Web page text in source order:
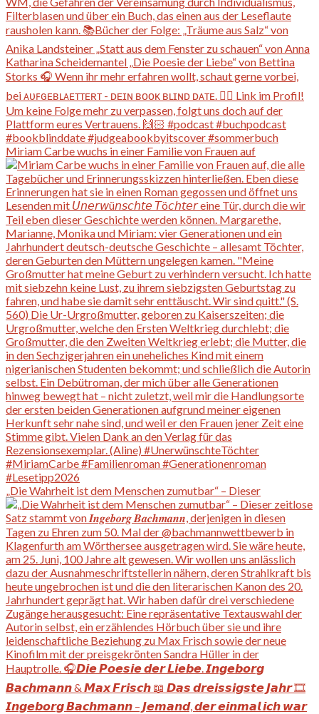
Miriam Carbe wuchs in einer Familie von Frauen auf
„Die Wahrheit ist dem Menschen zumutbar“ – Dieser